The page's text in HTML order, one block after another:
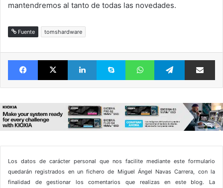
mantendremos al tanto de todas las novedades.
Fuente tomshardware
FacebookX LinkedIn Skype WhatsAppTelegram
Los datos de carácter personal que nos facilite mediante este formulario
quedarán registrados en un fichero de Miguel Ángel Navas Carrera, con la
finalidad de gestionar los comentarios que realizas en este blog. La